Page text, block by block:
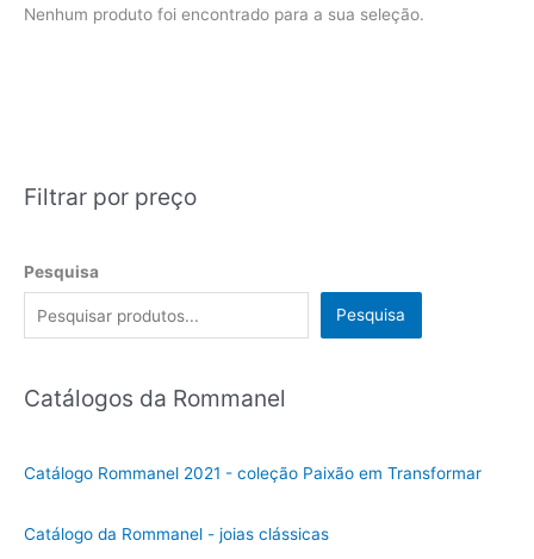
Filtrar por preço
Pesquisa
Pesquisa
Catálogos da Rommanel
Catálogo Rommanel 2021 - coleção Paixão em Transformar
Catálogo da Rommanel - joias clássicas
Nenhum produto foi encontrado para a sua seleção.